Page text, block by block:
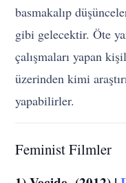
basmakalıp
gibi gelecektir. Öte
çalışmaları yapan
üzerinden kimi
yapabilirler.
Feminist Filmler